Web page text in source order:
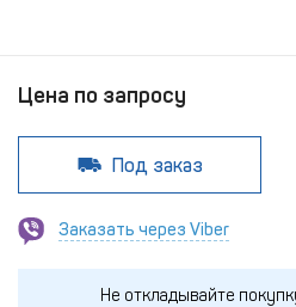
Цена по запросу
Под заказ
Заказать через Viber
Не откладывайте